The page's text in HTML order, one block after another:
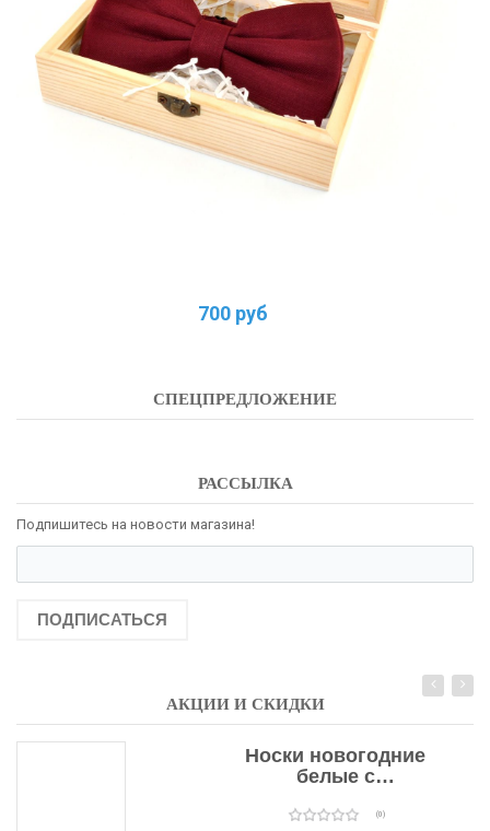
700 руб
СПЕЦПРЕДЛОЖЕНИЕ
РАССЫЛКА
Подпишитесь на новости магазина!
ПОДПИСАТЬСЯ
АКЦИИ И СКИДКИ
Носки новогодние
белые с
оленями(0)